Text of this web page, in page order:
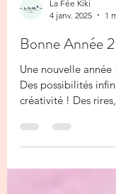
4 janv. 2025
1
Bonne Année
Une nouvelle année
créativité ! Des